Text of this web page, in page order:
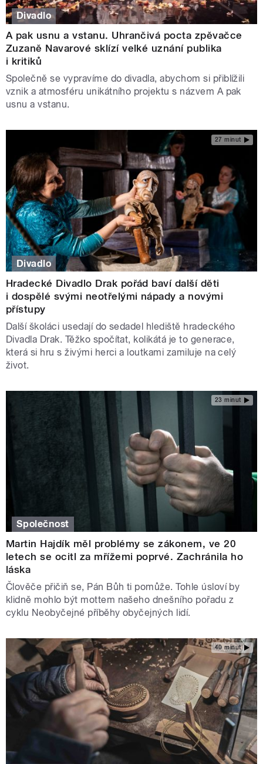
Divadlo
A pak usnu a vstanu. Uhrančivá pocta zpěvačce
Zuzaně Navarové sklízí velké uznání publika
i kritiků
Společně se vypravíme do divadla, abychom si přiblížili
vznik a atmosféru unikátního projektu s názvem A pak
usnu a vstanu.
27 minut
Divadlo
Hradecké Divadlo Drak pořád baví další děti
i dospělé svými neotřelými nápady a novými
přístupy
Další školáci usedají do sedadel hlediště hradeckého
Divadla Drak. Těžko spočítat, kolikátá je to generace,
která si hru s živými herci a loutkami zamiluje na celý
život.
23 minut
Společnost
Martin Hajdík měl problémy se zákonem, ve 20
letech se ocitl za mřížemi poprvé. Zachránila ho
láska
Člověče přičiň se, Pán Bůh ti pomůže. Tohle úsloví by
klidně mohlo být mottem našeho dnešního pořadu z
cyklu Neobyčejné příběhy obyčejných lidí.
40 minut